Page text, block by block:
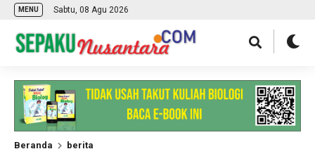
MENU Sabtu, 08 Agu 2026
Beranda berita